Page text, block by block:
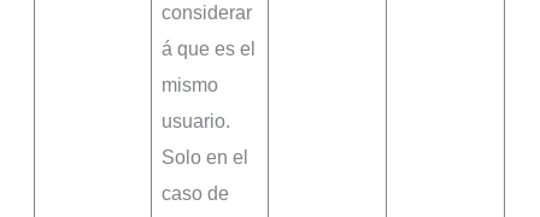
considerar
á que es el
mismo
usuario.
Solo en el
caso de